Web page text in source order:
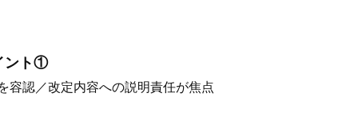
ント①
容認／改定内容への説明責任が焦点